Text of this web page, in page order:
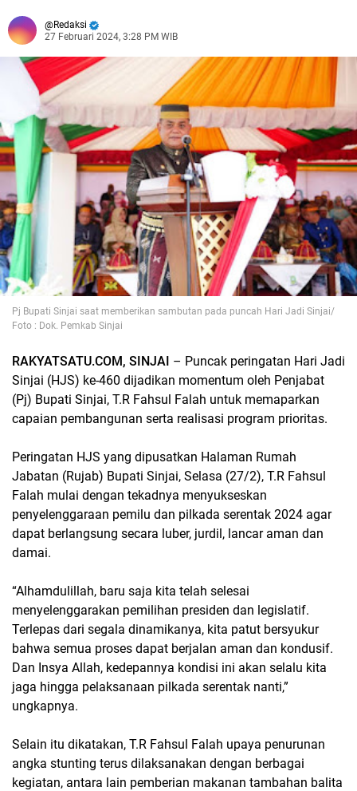
Redaksi
27 Februari 2024, 3:28 PM WIB
Pj Bupati Sinjai saat memberikan sambutan pada puncah Hari Jadi Sinjai/
Foto : Dok. Pemkab Sinjai
RAKYATSATU.COM, SINJAI – Puncak peringatan Hari Jadi
Sinjai (HJS) ke-460 dijadikan momentum oleh Penjabat
(Pj) Bupati Sinjai, T.R Fahsul Falah untuk memaparkan
capaian pembangunan serta realisasi program prioritas.
Peringatan HJS yang dipusatkan Halaman Rumah
Jabatan (Rujab) Bupati Sinjai, Selasa (27/2), T.R Fahsul
Falah mulai dengan tekadnya menyukseskan
penyelenggaraan pemilu dan pilkada serentak 2024 agar
dapat berlangsung secara luber, jurdil, lancar aman dan
damai.
“Alhamdulillah, baru saja kita telah selesai
menyelenggarakan pemilihan presiden dan legislatif.
Terlepas dari segala dinamikanya, kita patut bersyukur
bahwa semua proses dapat berjalan aman dan kondusif.
Dan Insya Allah, kedepannya kondisi ini akan selalu kita
jaga hingga pelaksanaan pilkada serentak nanti,”
ungkapnya.
Selain itu dikatakan, T.R Fahsul Falah upaya penurunan
angka stunting terus dilaksanakan dengan berbagai
kegiatan, antara lain pemberian makanan tambahan balita